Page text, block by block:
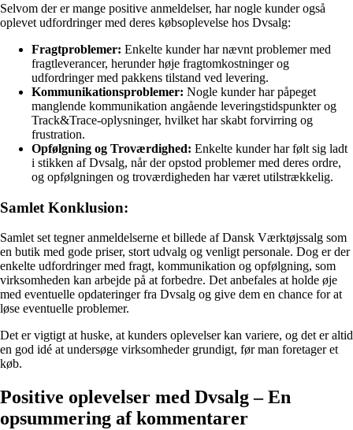
Selvom der er mange positive anmeldelser, har nogle kunder også
oplevet udfordringer med deres købsoplevelse hos Dvsalg:
Fragtproblemer: Enkelte kunder har nævnt problemer med
fragtleverancer, herunder høje fragtomkostninger og
udfordringer med pakkens tilstand ved levering.
Kommunikationsproblemer: Nogle kunder har påpeget
manglende kommunikation angående leveringstidspunkter og
Track&Trace-oplysninger, hvilket har skabt forvirring og
frustration.
Opfølgning og Troværdighed: Enkelte kunder har følt sig ladt
i stikken af Dvsalg, når der opstod problemer med deres ordre,
og opfølgningen og troværdigheden har været utilstrækkelig.
Samlet Konklusion:
Samlet set tegner anmeldelserne et billede af Dansk Værktøjssalg som
en butik med gode priser, stort udvalg og venligt personale. Dog er der
enkelte udfordringer med fragt, kommunikation og opfølgning, som
virksomheden kan arbejde på at forbedre. Det anbefales at holde øje
med eventuelle opdateringer fra Dvsalg og give dem en chance for at
løse eventuelle problemer.
Det er vigtigt at huske, at kunders oplevelser kan variere, og det er altid
en god idé at undersøge virksomheder grundigt, før man foretager et
køb.
Positive oplevelser med Dvsalg – En
opsummering af kommentarer